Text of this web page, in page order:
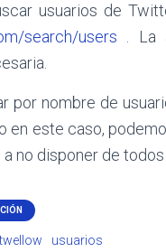
usuarios de
search/users . La
por nombre de
en este caso,
no disponer de
twellow usuarios